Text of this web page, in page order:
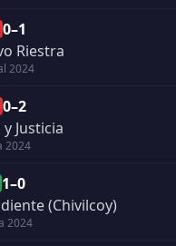
0–1
Riestra
2024
0–2
Justicia
2024
1–0
(Chivilcoy)
2024